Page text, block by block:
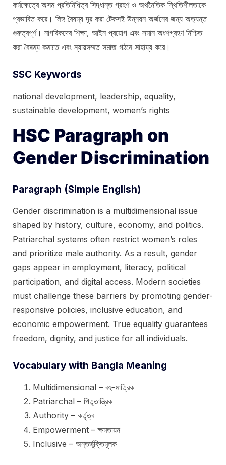
কর্মক্ষেত্রে অসম প্রতিনিধিত্ব সিদ্ধান্ত গ্রহণ ও অর্থনৈতিক স্থিতিশীলতাকে
প্রভাবিত করে। লিঙ্গ বৈষম্য দূর করা টেকসই উন্নয়ন অর্জনের জন্য অত্যন্ত
গুরুত্বপূর্ণ। নাগরিকদের শিক্ষা, আইন প্রয়োগ এবং সমান অংশগ্রহণ নিশ্চিত
করা বৈষম্য কমাতে এবং ন্যায়সম্মত সমাজ গঠনে সাহায্য করে।
SSC Keywords
national development, leadership, equality,
sustainable development, women’s rights
HSC Paragraph on
Gender Discrimination
Paragraph (Simple English)
Gender discrimination is a multidimensional issue
shaped by history, culture, economy, and politics.
Patriarchal systems often restrict women’s roles
and prioritize male authority. As a result, gender
gaps appear in employment, literacy, political
participation, and digital access. Modern societies
must challenge these barriers by promoting gender-
responsive policies, inclusive education, and
economic empowerment. True equality guarantees
freedom, dignity, and justice for all individuals.
Vocabulary with Bangla Meaning
Multidimensional – বহু-মাত্রিক
Patriarchal – পিতৃতান্ত্রিক
Authority – কর্তৃত্ব
Empowerment – ক্ষমতায়ন
Inclusive – অন্তর্ভুক্তিমূলক